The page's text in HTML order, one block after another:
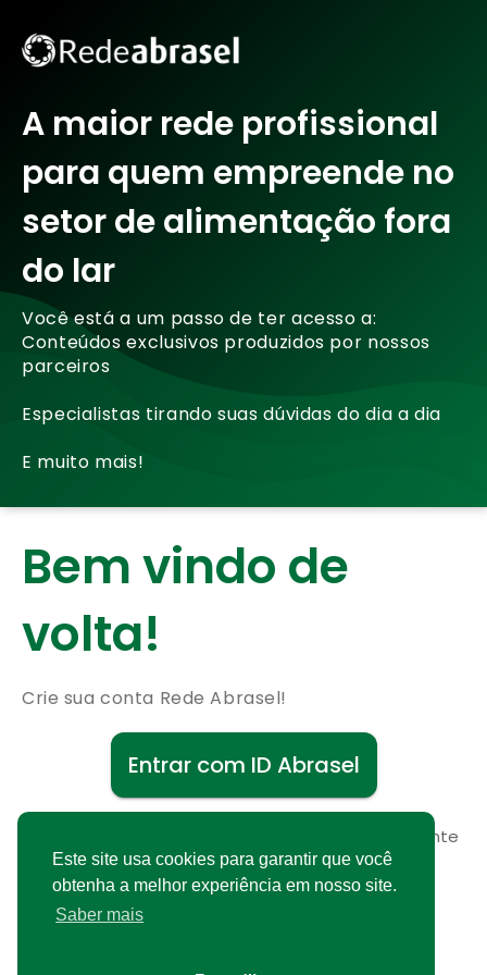
Este site usa cookies para garantir que você
obtenha a melhor experiência em nosso site.
Saber mais
A maior rede profissional
para quem empreende no
setor de alimentação fora
do lar
Você está a um passo de ter acesso a:
Conteúdos exclusivos produzidos por nossos
parceiros
Especialistas tirando suas dúvidas do dia a dia
E muito mais!
Bem vindo de
volta!
Crie sua conta Rede Abrasel!
Entrar com ID Abrasel
Cadastre-se gratuitamente